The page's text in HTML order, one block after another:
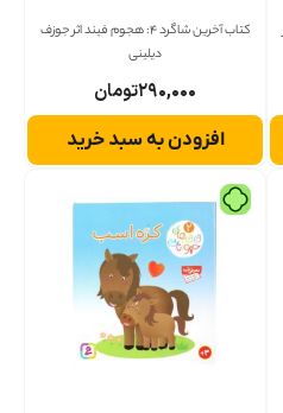
کتاب آخرین شاگرد 4: هجوم فیند اثر جوزف
دیلینی
۲۹۰,۰۰۰تومان
افزودن به سبد خرید